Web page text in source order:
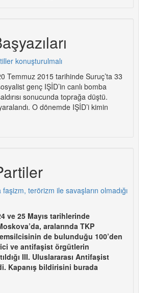
konuşturulmalı
Temmuz 2015 tarihinde Suruç’ta 33
genç IŞİD’in canlı bomba
sonucunda toprağa düştü.
O dönemde IŞİD’i kimin
terörizm ile savaşların olmadığı
ve 25 Mayıs tarihlerinde
aralarında TKP
de bulunduğu 100’den
ve antifaşist örgütlerin
III. Uluslararası Antifaşist
Kapanış bildirisini burada